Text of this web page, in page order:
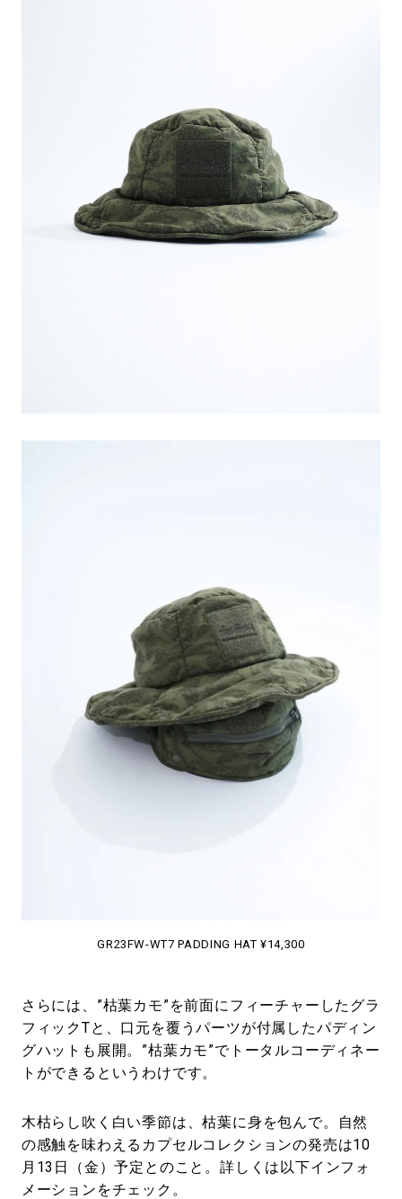
GR23FW-WT7 PADDING HAT ¥14,300
さらには、”枯葉カモ”を前面にフィーチャーしたグラ
フィックTと、口元を覆うパーツが付属したパディン
グハットも展開。”枯葉カモ”でトータルコーディネー
トができるというわけです。
木枯らし吹く白い季節は、枯葉に身を包んで。自然
の感触を味わえるカプセルコレクションの発売は10
月13日（金）予定とのこと。詳しくは以下インフォ
メーションをチェック。